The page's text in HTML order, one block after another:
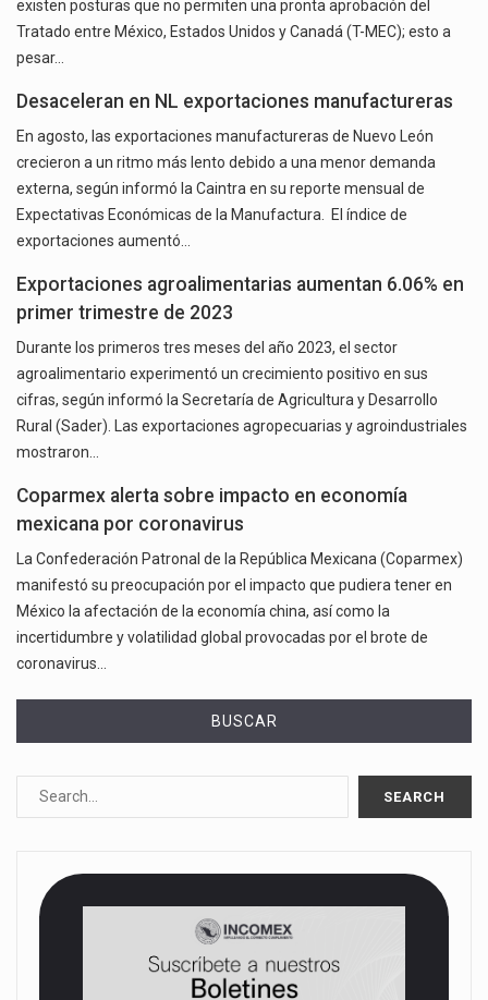
existen posturas que no permiten una pronta aprobación del
Tratado entre México, Estados Unidos y Canadá (T-MEC); esto a
pesar…
Desaceleran en NL exportaciones manufactureras
En agosto, las exportaciones manufactureras de Nuevo León
crecieron a un ritmo más lento debido a una menor demanda
externa, según informó la Caintra en su reporte mensual de
Expectativas Económicas de la Manufactura. El índice de
exportaciones aumentó…
Exportaciones agroalimentarias aumentan 6.06% en
primer trimestre de 2023
Durante los primeros tres meses del año 2023, el sector
agroalimentario experimentó un crecimiento positivo en sus
cifras, según informó la Secretaría de Agricultura y Desarrollo
Rural (Sader). Las exportaciones agropecuarias y agroindustriales
mostraron…
Coparmex alerta sobre impacto en economía
mexicana por coronavirus
La Confederación Patronal de la República Mexicana (Coparmex)
manifestó su preocupación por el impacto que pudiera tener en
México la afectación de la economía china, así como la
incertidumbre y volatilidad global provocadas por el brote de
coronavirus…
BUSCAR